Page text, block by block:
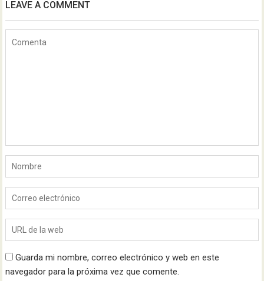
LEAVE A COMMENT
Guarda mi nombre, correo electrónico y web en este
navegador para la próxima vez que comente.